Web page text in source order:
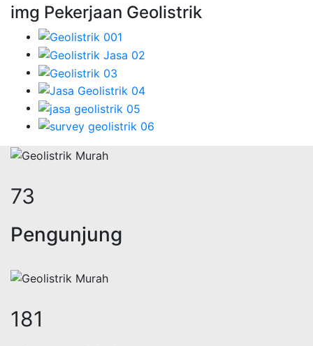
img Pekerjaan Geolistrik
92
Pengunjung
228